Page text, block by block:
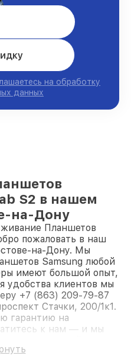
на обработку
данных
S2 в нашем
на-Дону
Планшетов
пожаловать в наш
на-Дону. Мы
Samsung любой
имеют большой опыт,
удобства клиентов мы
+7 (863) 209-79-87
Стачки, 200/1к1.
гарантию на
к нам — и мы